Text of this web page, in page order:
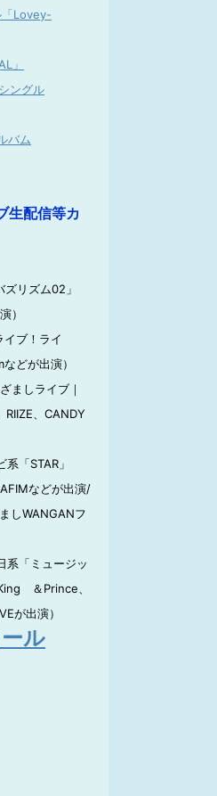
Lovey-
」
ングル
バム
生配信等カ
リズム02」
）
ブ！ライ
どが出演）
ましライブ｜
、CANDY
「STAR」
などが出演/
しWANGANフ
「ミュージッ
＆Prince、
が出演）
ル